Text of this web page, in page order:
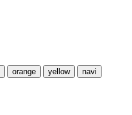
orange yellow
navi